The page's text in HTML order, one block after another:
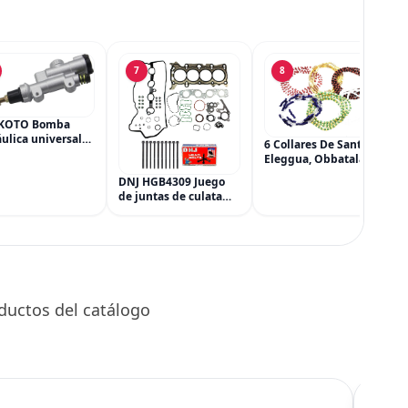
Bomba
universal
7
DNJ HGB4309 Juego
de juntas de culata
8
6 Collares De Santeria,
Eleggua, Obbatala,
del catálogo